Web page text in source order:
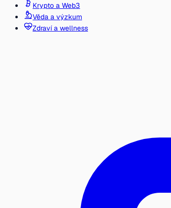
Krypto a Web3
Věda a výzkum
Zdraví a wellness